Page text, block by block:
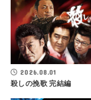
2026.08.01
殺しの挽歌 完結編